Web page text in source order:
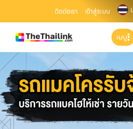
ติดต่อเรา เข้าสู่ระบบ
เมนู